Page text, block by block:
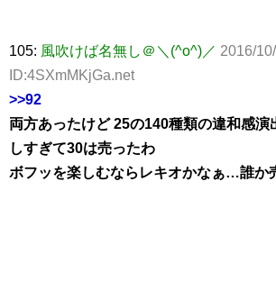
105: 風吹けば名無し＠＼(^o^)／ 2016/
ID:4SXmMKjGa.net
>>92
両方あったけど 25の140種類の違和感演
しすぎて30は売ったわ
ボフッを楽しむならレキオかなぁ…誰か